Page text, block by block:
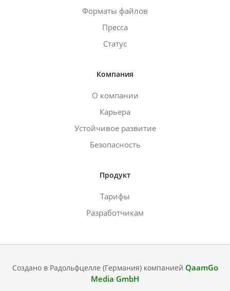
Форматы файлов
Пресса
Статус
Компания
О компании
Карьера
Устойчивое развитие
Безопасность
Продукт
Тарифы
Разработчикам
Создано в Радольфцелле (Германия) компанией QaamGo
Media GmbH